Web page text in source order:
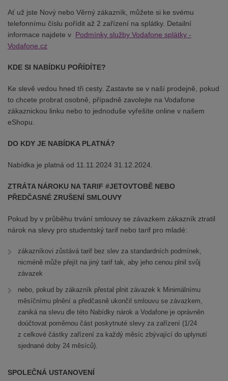
Ať už jste Nový nebo Věrný zákazník, můžete si ke svému
telefonnímu číslu pořídit až 2 zařízení na splátky. Detailní
informace najdete v Podmínky služby Vodafone splátky -
Vodafone.cz
KDE SI NABÍDKU POŘÍDÍTE?
Ke slevě vedou hned tři cesty. Zastavte se v naší prodejně, pokud
to chcete probrat osobně, případně zavolejte na Vodafone
zákaznickou linku nebo to jednoduše vyřešíte online v našem
eShopu.
DO KDY JE NABÍDKA PLATNÁ?
Nabídka je platná od 11.11.2024 31.12.2024.
ZTRÁTA NÁROKU NA TARIF #JETOVTOBĚ NEBO
PŘEDČASNÉ ZRUŠENÍ SMLOUVY
Pokud by v průběhu trvání smlouvy se závazkem zákazník ztratil
nárok na slevy pro studentský tarif nebo tarif pro mladé:
zákazníkovi zůstává tarif bez slev za standardních podmínek,
nicméně může přejít na jiný tarif tak, aby jeho cenou plnil svůj
závazek
nebo, pokud by zákazník přestal plnit závazek k Minimálnímu
měsíčnímu plnění a předčasně ukončil smlouvu se závazkem,
zaniká na slevu dle této Nabídky nárok a Vodafone je oprávněn
doúčtovat poměrnou část poskytnuté slevy za zařízení (1/24
z celkové částky zařízení za každý měsíc zbývající do uplynutí
sjednané doby 24 měsíců).
SPOLEČNÁ USTANOVENÍ